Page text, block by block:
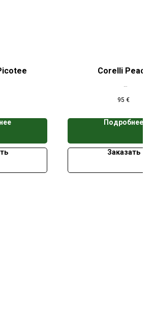
Corelli Peach
кассет
95 €
Подробнее
Заказать